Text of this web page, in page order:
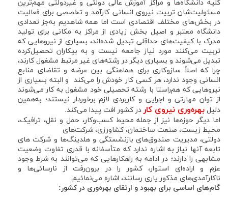
کلیه دانشگاه‌ها و مراکز آموزش عالی دولتی و غیردولتی مهم‌ترین
مسئولیت‌شان تربیت نیروی انسانی کارآمد و تخصصی برای فعالیت
در بخش‌های مختلف اقتصادی است اما همه شاهدیم به‌جز تعدادی
دانشگاه معتبر و اصیل بخش زیادی از مراکز به مکانی برای تولید
مدرک با کیفیت‌های حداقلی تبدیل شده‌اند، بسیاری از نیروهایی که
تربیت می‌کنند مورد نیاز جامعه نیست و به بیکاران تحصیل‌کرده
تبدیل می‌شوند و بسیاری دیگر در رشته‌های غیر مرتبط مشغول کارند،
چرا که اصلاً سازوکاری برای هماهنگی بین عرضه و تقاضای منابع
انسانی وجود ندارد، هر کسی کار خودش را می‌کند و البته بسیاری از
نیروهایی که هم‌راستا با رشته تحصیلی خود مشغول به کار می‌شوند
از توان مهارتی و اجرایی و کاربردی لازم برخوردار نیستند؛ به‌همین
دلیل بهره‌وری نیروی کار در کشور افت پیدا می‌کند.
اما دیگر حوزه‌ها نیز از جمله محیط کسب‌وکار، حمل و نقل، ترافیک،
محیط زیست، صنعت ساختمان، کشاورزی، شرکت‌های
دولتی، مدیریت صندوق‌های بازنشستگی و هلدینگ‌ها و شرکت های
تابعه آنها نیاز به اشاره ندارد که متأسفانه با قدری تفاوت وضعیت
مشابهی را دارند؛ در ادامه به راهکارهایی که می‌توانند به شرط وجود
عزم و اراده‌ای استوار، کشور را در برون‌رفت از نارسائی‌ها و
ناکارآمدی‌های مذکور یاری رسانند، اشاره می‌نمائیم.
گام‌های اساسی برای بهبود و ارتقای بهره‌وری در کشور: